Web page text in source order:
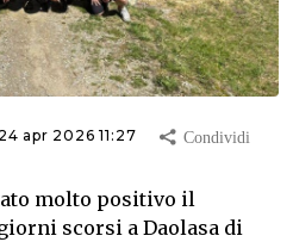
apr 2026 11:27
molto positivo il
scorsi a Daolasa di